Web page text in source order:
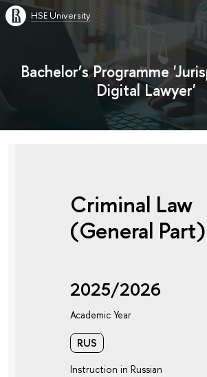
HSE University
Bachelor’s Programme
Digital Lawyer'
Criminal Law
(General Part)
2025/2026
Academic Year
RUS
Instruction in Russian